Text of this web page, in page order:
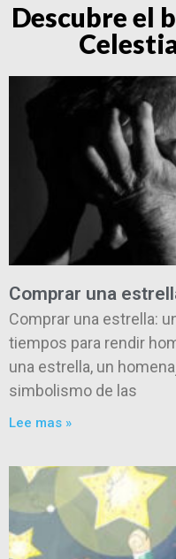
Descubre el
Comprar una
Comprar una estrella:
tiempos para rendir
una estrella, un
simbolismo de las
Lee mas »